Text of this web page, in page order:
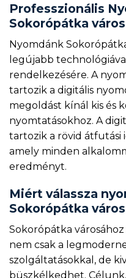
Professzionális
Sokorópátka
Nyomdánk
legújabb
rendelkezésére. A
tartozik a digitális
megoldást kínál kis és
nyomtatásokhoz. A
tartozik a rövid átfutási
amely minden
eredményt.
Miért válassza
Sokorópátka
Sokorópátka
nem csak a
szolgáltatásokkal, de
büszkélkedhet.